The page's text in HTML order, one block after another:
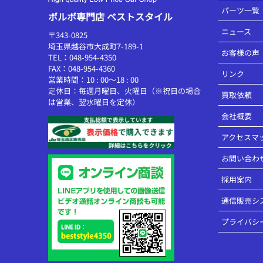
ボルボ専門店 ベストスタイル
〒343-0825
埼玉県越谷市大成町7-189-1
TEL：048-954-4350
FAX：048-954-4360
営業時間：10 : 00～18 : 00
定休日：毎週月曜日、火曜日（※祝日の場合
は営業、翌水曜日を定休）
パーツ一覧
ニュース
お客様の声
リンク
買取依頼
会社概要
アクセスマ
お問い合わ
採用案内
通信販売シ
プライバシ